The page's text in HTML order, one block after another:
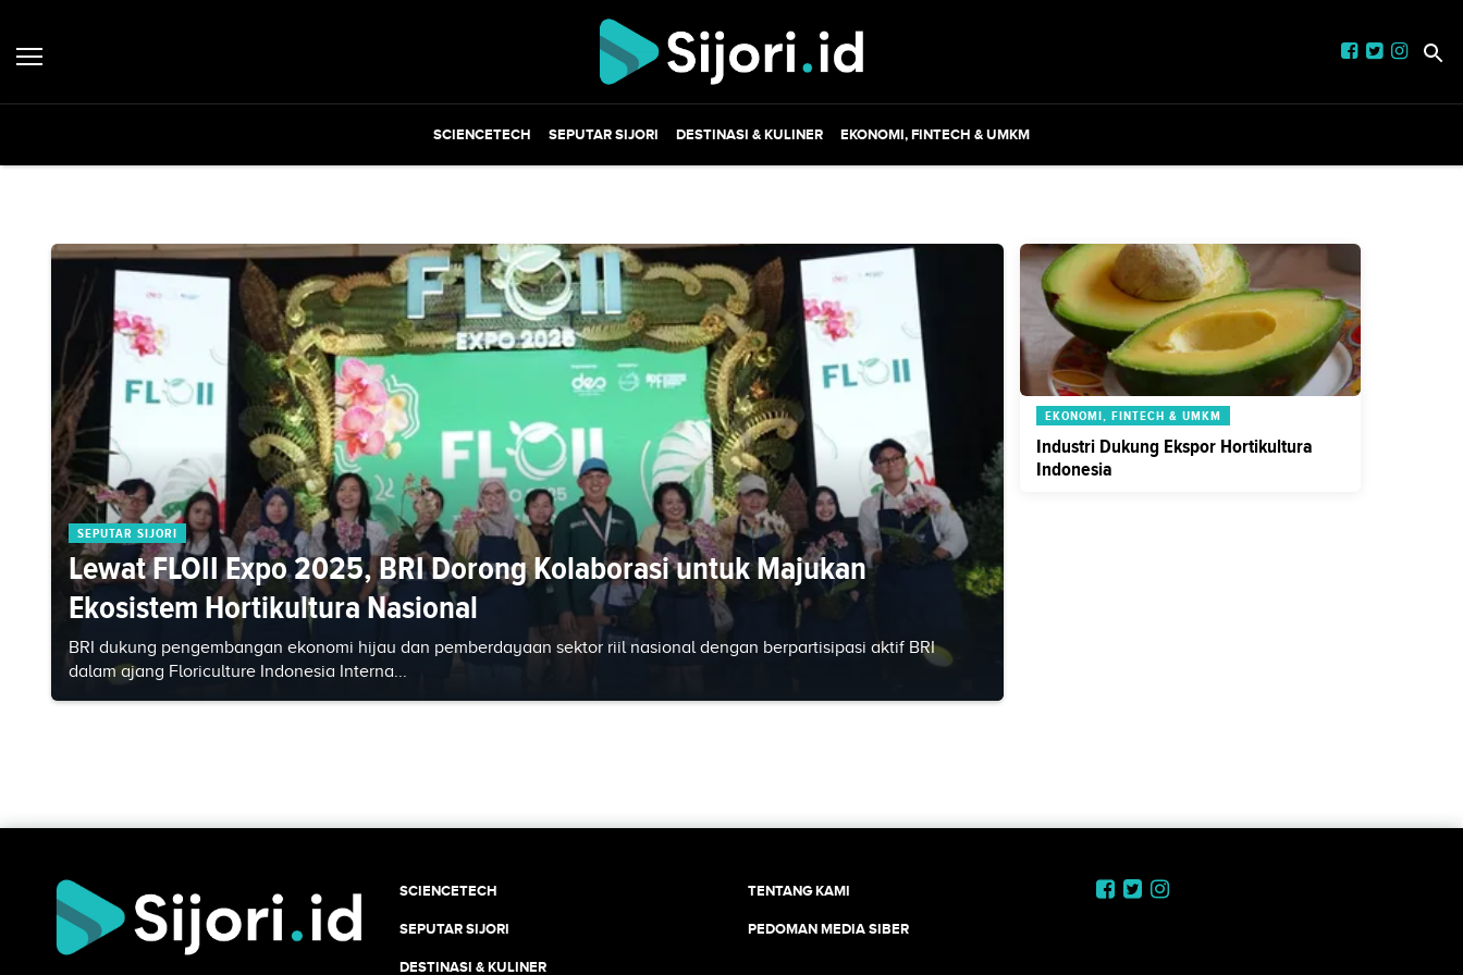
SCIENCETECH SEPUTAR SIJORI DESTINASI & KULINER EKONOMI, FINTECH & UMKM
SEPUTAR SIJORI
Lewat FLOII Expo 2025, BRI Dorong Kolaborasi untuk Majukan
Ekosistem Hortikultura Nasional
BRI dukung pengembangan ekonomi hijau dan pemberdayaan sektor riil nasional dengan berpartisipasi aktif BRI
dalam ajang Floriculture Indonesia Interna...
EKONOMI, FINTECH & UMKM
Industri Dukung Ekspor Hortikultura
Indonesia
SCIENCETECH
SEPUTAR SIJORI
DESTINASI & KULINER
TENTANG KAMI
PEDOMAN MEDIA SIBER